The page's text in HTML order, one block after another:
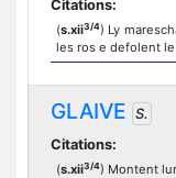
Citations:
(s.xii3/4) Ly
les ros e defolent
GLAIVE S.
Citations:
(s.xii3/4) Montent